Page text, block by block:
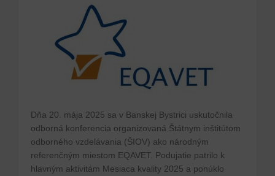
Dňa 20. mája 2025 sa v Banskej Bystrici uskutočnila
odborná konferencia organizovaná Štátnym inštitútom
odborného vzdelávania (ŠIOV) ako národným
referenčným miestom EQAVET. Podujatie patrilo k
hlavným aktivitám Mesiaca kvality 2025 a ponúklo